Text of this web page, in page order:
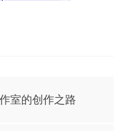
室的创作之路